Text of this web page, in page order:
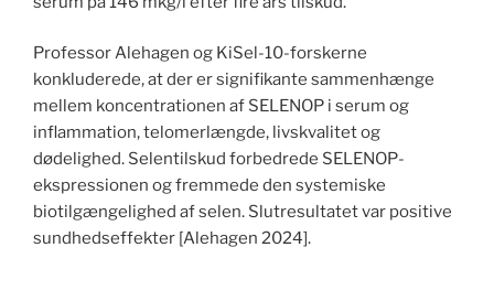
Professor Alehagen og KiSel-10-forskerne
konkluderede, at der er signifikante sammenhænge
mellem koncentrationen af ​​SELENOP i serum og
inflammation, telomerlængde, livskvalitet og
dødelighed. Selentilskud forbedrede SELENOP-
ekspressionen og fremmede den systemiske
biotilgængelighed af selen. Slutresultatet var positive
sundhedseffekter [Alehagen 2024].